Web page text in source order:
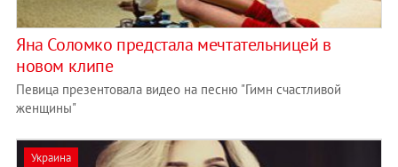
Яна Соломко предстала мечтательницей в
новом клипе
Певица презентовала видео на песню "Гимн счастливой
женщины"
Украина